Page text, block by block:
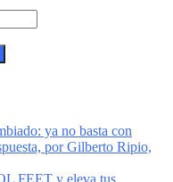
ya no basta con
por Gilberto Ripio,
FEET y eleva tus